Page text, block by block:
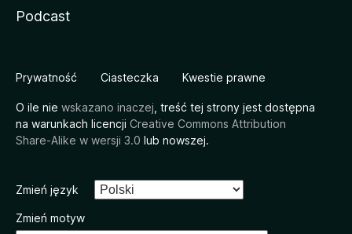
Podcast
Prywatność Ciasteczka Kwestie prawne
O ile nie wskazano inaczej , treść tej strony jest dostępna
na warunkach licencji Creative Commons Attribution
Share-Alike w wersji 3.0 lub nowszej.
Zmień język
Zmień motyw